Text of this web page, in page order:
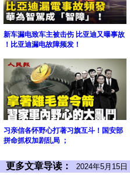
新车漏电致车主被击伤 比亚迪又曝事故
！比亚迪漏电故障频发！
习亲信各怀野心打著习旗互斗！国安部
拼命抓权加剧乱局 ；
更多文章导读： 2024年5月15日